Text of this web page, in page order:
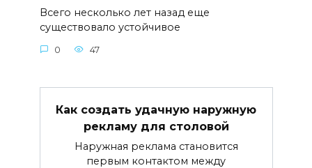
Всего несколько лет назад еще
существовало устойчивое
0 47
Как создать удачную наружную
рекламу для столовой
Наружная реклама становится
первым контактом между